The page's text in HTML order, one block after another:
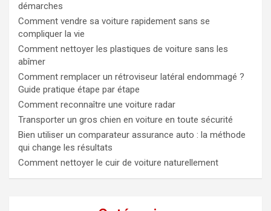
démarches
Comment vendre sa voiture rapidement sans se
compliquer la vie
Comment nettoyer les plastiques de voiture sans les
abîmer
Comment remplacer un rétroviseur latéral endommagé ?
Guide pratique étape par étape
Comment reconnaître une voiture radar
Transporter un gros chien en voiture en toute sécurité
Bien utiliser un comparateur assurance auto : la méthode
qui change les résultats
Comment nettoyer le cuir de voiture naturellement